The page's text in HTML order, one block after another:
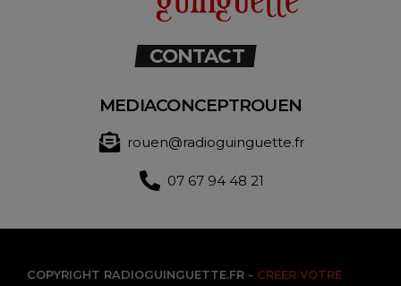
CONTACT
MEDIACONCEPTROUEN
rouen@radioguinguette.fr
07 67 94 48 21
COPYRIGHT RADIOGUINGUETTE.FR - CREER VOTRE